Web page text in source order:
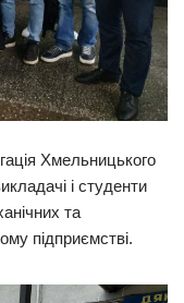
Хмельницького
і студенти
та
підприємстві.